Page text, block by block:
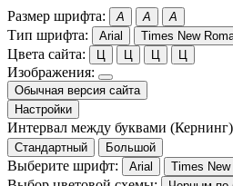
Размер шрифта: A A A
Тип шрифта: Arial Times New
Цвета сайта: Ц Ц Ц Ц
Изображения:
Обычная версия сайта
Настройки
Интервал между буквами
Стандартный
Большой
Выберите шрифт: Arial Times New